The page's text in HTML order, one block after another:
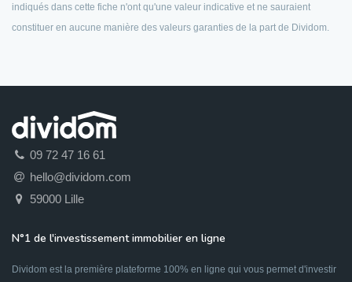
indiqués dans cette fiche n'ont qu'une valeur indicative et ne sauraient
constituer en aucune manière des valeurs garanties de la part de Dividom.
09 72 47 16 61
hello@dividom.com
59000 Lille
N°1 de l'investissement immobilier en ligne
Dividom est la première plateforme 100% en ligne qui vous permet d'investir